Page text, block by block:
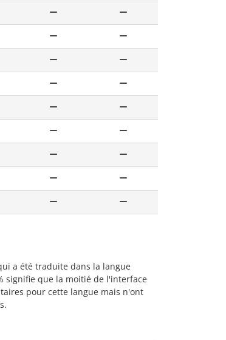
a été traduite dans la langue
signifie que la moitié de l'interface
pour cette langue mais n'ont